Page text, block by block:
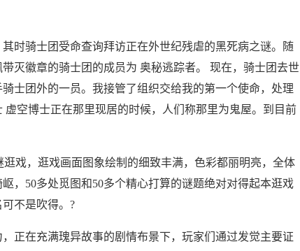
骑士团受命查询拜访正在外世纪残虐的黑死病之谜。随
灭徽章的骑士团的成员为 奥秘逃踪者。 现在，骑士团去世
士团外的一员。我接管了组织交给我的第一个使命，处理
空博士正在那里现居的时候，人们称那里为鬼屋。到目前
，逛戏画面图象绘制的细致丰满，色彩都丽明亮，全体
，50多处觅图和50多个精心打算的谜题绝对对得起本逛戏
不是吹得。?
在充满瑰异故事的剧情布景下，玩家们通过发觉主要证